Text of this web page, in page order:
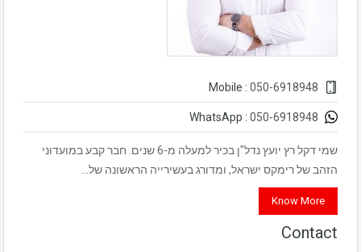
050-6918948
050-6918948
שמי דקל רץ יועץ נדל"ן בכיר למעלה מ-6 שנים. חבר קבע במועדוני
הזהב של רימקס ישראל, ומדורג בעשירייה הראשונה של…
Know More
Contact